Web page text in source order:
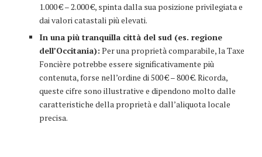
1.000 € – 2.000 €, spinta dalla sua posizione privilegiata e
dai valori catastali più elevati.
In una più tranquilla città del sud (es. regione
dell’Occitania): Per una proprietà comparabile, la Taxe
Foncière potrebbe essere significativamente più
contenuta, forse nell’ordine di 500 € – 800 €. Ricorda,
queste cifre sono illustrative e dipendono molto dalle
caratteristiche della proprietà e dall’aliquota locale
precisa.